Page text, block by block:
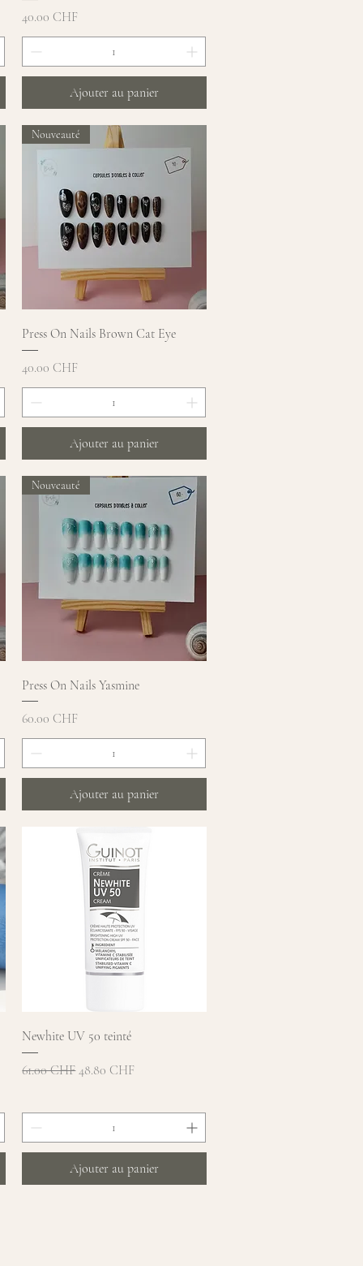
Prix
40.00 CHF
Ajouter au panier
Aperçu rapide
Nouveauté
Press On Nails Brown Cat Eye
Prix
40.00 CHF
Ajouter au panier
Aperçu rapide
Nouveauté
Press On Nails Yasmine
Prix
60.00 CHF
Ajouter au panier
Aperçu rapide
Newhite UV 50 teinté
Prix original
61.00 CHF Prix promotionnel
48.80 CHF
Ajouter au panier